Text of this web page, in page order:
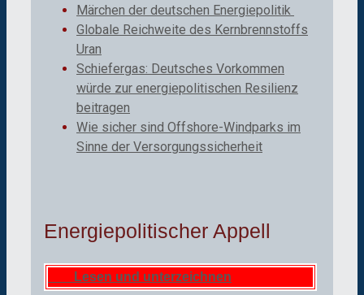
Märchen der deutschen Energiepolitik
Globale Reichweite des Kernbrennstoffs
Uran
Schiefergas: Deutsches Vorkommen
würde zur energiepolitischen Resilienz
beitragen
Wie sicher sind Offshore-Windparks im
Sinne der Versorgungssicherheit
Energiepolitischer Appell
Lesen und unterzeichnen